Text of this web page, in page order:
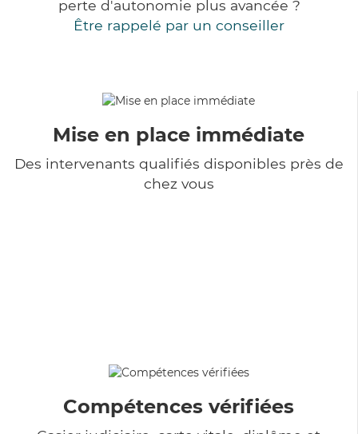
perte d'autonomie plus avancée ?
Être rappelé par un conseiller
Mise en place immédiate
Des intervenants qualifiés disponibles près de
chez vous
Compétences vérifiées